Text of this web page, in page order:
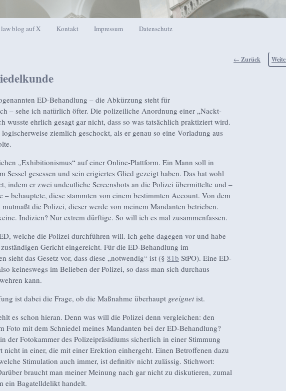
law blog auf X Kontakt Impressum Datenschutz
← Zurück
ED-Behandlung – die Abkürzung steht für
– sehe ich natürlich öfter. Die polizeiliche Anordnung einer „Nackt-
wusste ehrlich gesagt gar nicht, dass so was tatsächlich praktiziert wird.
ziemlich geschockt, als er genau so eine Vorladung aus
„Exhibitionismus“ auf einer Online-Plattform. Ein Mann soll in
Sessel gesessen und sein erigiertes Glied gezeigt haben. Das hat wohl
indem er zwei undeutliche Screenshots an die Polizei übermittelte und –
– behauptete, diese stammten von einem bestimmten Account. Von dem
die Polizei, dieser werde von meinem Mandanten betrieben.
Indizien? Nur extrem dürftige. So will ich es mal zusammenfassen.
welche die Polizei durchführen will. Ich gehe dagegen vor und habe
Gericht eingereicht. Für die ED-Behandlung im
sieht das Gesetz vor, dass diese „notwendig“ ist (§ 81b StPO). Eine ED-
keineswegs im Belieben der Polizei, so dass man sich durchaus
kann.
ist dabei die Frage, ob die Maßnahme überhaupt geeignetist.
es schon hieran. Denn was will die Polizei denn vergleichen: den
Foto mit dem Schniedel meines Mandanten bei der ED-Behandlung?
der Fotokammer des Polizeipräsidiums sicherlich in einer Stimmung
nicht in einer, die mit einer Erektion einhergeht. Einen Betroffenen dazu
Stimulation auch immer, ist definitiv nicht zulässig. Stichwort:
braucht man meiner Meinung nach gar nicht zu diskutieren, zumal
ein Bagatelldelikt handelt.